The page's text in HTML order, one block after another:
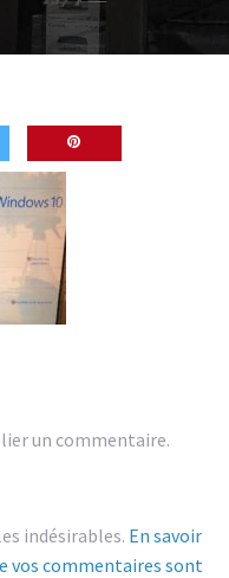
un commentaire.
indésirables. En savoir
vos commentaires sont